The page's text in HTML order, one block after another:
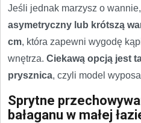
Jeśli jednak marzysz o
asymetryczny lub krótszą
cm, która zapewni wygodę
wnętrza. Ciekawą opcją jest
prysznica, czyli model
Sprytne
bałaganu w małej